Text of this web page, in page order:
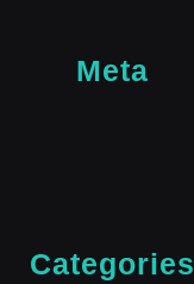
Meta
Categories